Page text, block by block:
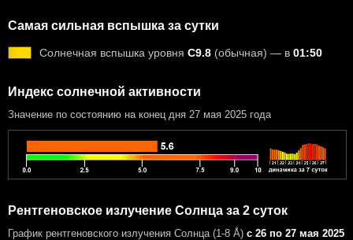
Самая сильная вспышка за сутки
Солнечная вспышка уровня C9.8 (обычная) — в 01:50
Индекс солнечной активности
Значение по состоянию на конец дня 27 мая 2025 года
Рентгеновское излучение Солнца за 2 суток
График рентгеновского излучения Солнца (1-8 Å) с 26 по 27 мая 2025